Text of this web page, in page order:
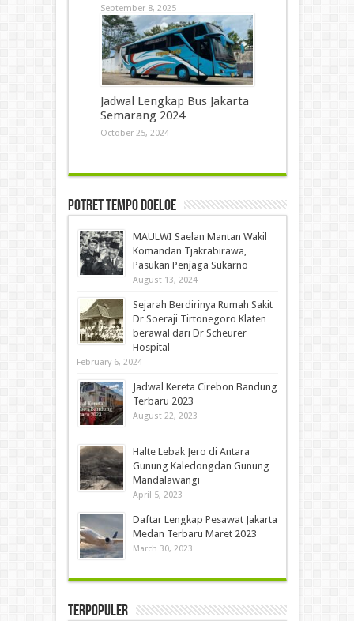
September 8, 2025
Jadwal Lengkap Bus Jakarta
Semarang 2024
October 25, 2024
Potret Tempo Doeloe
MAULWI Saelan Mantan Wakil
Komandan Tjakrabirawa,
Pasukan Penjaga Sukarno
August 13, 2024
Sejarah Berdirinya Rumah Sakit
Dr Soeraji Tirtonegoro Klaten
berawal dari Dr Scheurer
Hospital
February 6, 2024
Jadwal Kereta Cirebon Bandung
Terbaru 2023
August 22, 2023
Halte Lebak Jero di Antara
Gunung Kaledongdan Gunung
Mandalawangi
April 5, 2023
Daftar Lengkap Pesawat Jakarta
Medan Terbaru Maret 2023
March 30, 2023
Terpopuler